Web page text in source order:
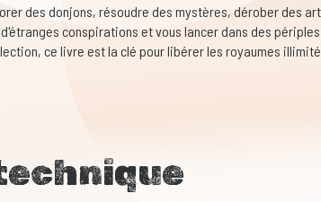
des donjons, résoudre des mystères, dérober des
conspirations et vous lancer dans des périples
ce livre est la clé pour libérer les royaumes